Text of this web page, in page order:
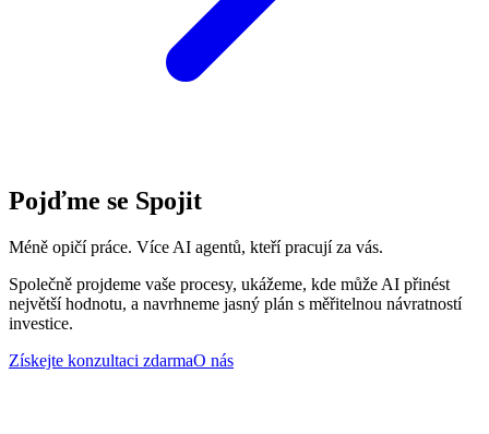
Pojďme se Spojit
Méně opičí práce. Více AI agentů, kteří pracují za vás.
Společně projdeme vaše procesy, ukážeme, kde může AI přinést
největší hodnotu, a navrhneme jasný plán s měřitelnou návratností
investice.
Získejte konzultaci zdarmaO nás